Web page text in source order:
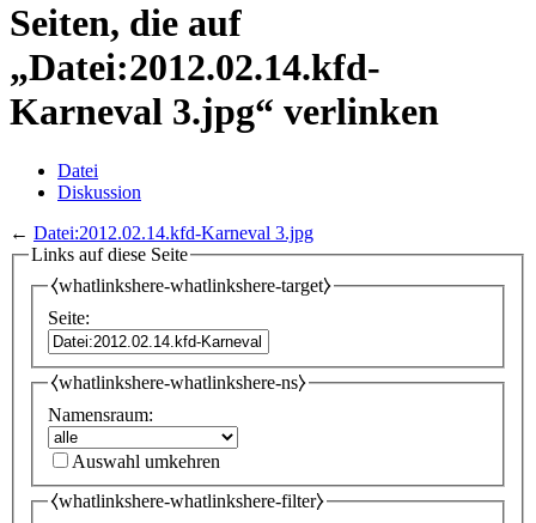
Seiten, die auf
„Datei:2012.02.14.kfd-
Karneval 3.jpg“ verlinken
Datei
Diskussion
← Datei:2012.02.14.kfd-Karneval 3.jpg
Links auf diese Seite
⧼whatlinkshere-whatlinkshere-target⧽
Seite:
⧼whatlinkshere-whatlinkshere-ns⧽
Namensraum:
Auswahl umkehren
⧼whatlinkshere-whatlinkshere-filter⧽